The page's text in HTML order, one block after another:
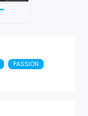
PASSION